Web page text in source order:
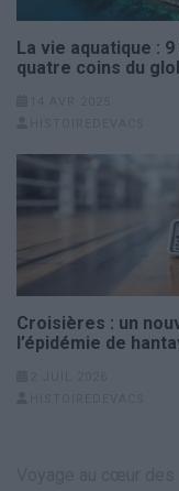
La vie aquatique :
quatre coins du
Croisières : un
l’épidémie de